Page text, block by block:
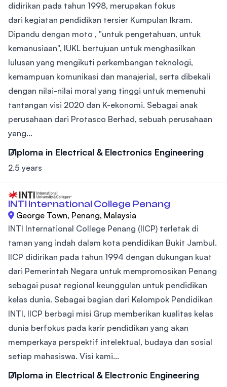
didirikan pada tahun 1998, merupakan fokus
dari kegiatan pendidikan tersier Kumpulan Ikram.
Dipandu dengan moto , "untuk pengetahuan, untuk
kemanusiaan", IUKL bertujuan untuk menghasilkan
lulusan yang mengikuti perkembangan teknologi,
kemampuan komunikasi dan manajerial, serta dibekali
dengan nilai-nilai moral yang tinggi untuk memenuhi
tantangan visi 2020 dan K-ekonomi. Sebagai anak
perusahaan dari Protasco Berhad, sebuah perusahaan
yang...
Diploma in Electrical & Electronics Engineering
2.5 years
INTI International College Penang
George Town, Penang, Malaysia
INTI International College Penang (IICP) terletak di
taman yang indah dalam kota pendidikan Bukit Jambul.
IICP didirikan pada tahun 1994 dengan dukungan kuat
dari Pemerintah Negara untuk mempromosikan Penang
sebagai pusat regional keunggulan untuk pendidikan
kelas dunia. Sebagai bagian dari Kelompok Pendidikan
INTI, IICP berbagi misi Grup memberikan kualitas kelas
dunia berfokus pada karir pendidikan yang akan
memperkaya perspektif intelektual, budaya dan sosial
setiap mahasiswa. Visi kami...
Diploma in Electrical & Electronic Engineering